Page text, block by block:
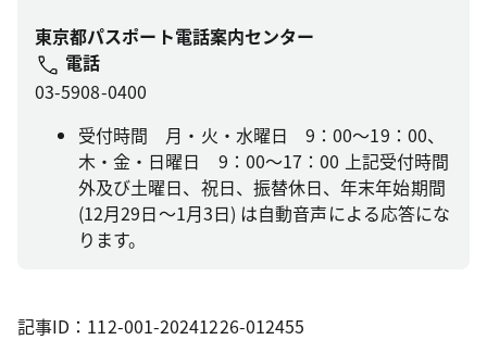
東京都パスポート電話案内センター
電話
03-5908-0400
受付時間 月・火・水曜日 9：00～19：00、
木・金・日曜日 9：00～17：00 上記受付時間
外及び土曜日、祝日、振替休日、年末年始期間
(12月29日～1月3日) は自動音声による応答にな
ります。
記事ID：112-001-20241226-012455